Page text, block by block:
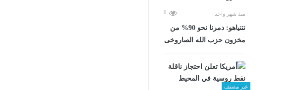
منذ شهر واحد 0
نتنياهو: دمرنا نحو 90% من
مخزون حزب الله الصاروخى
غير مصنف